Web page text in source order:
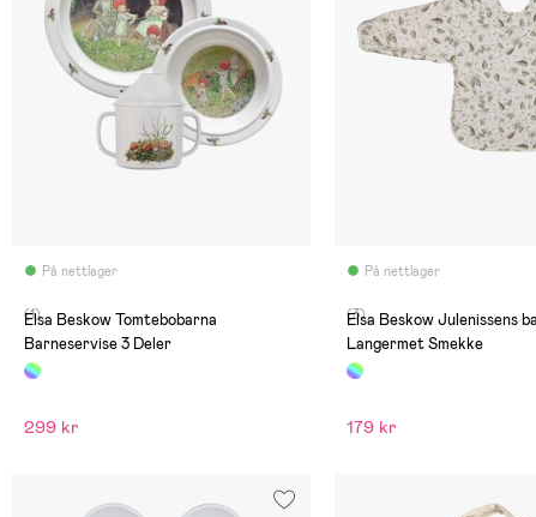
På nettlager
(1)
Elsa Beskow Tomtebobarna
Barneservise 3 Deler
299 kr
På nettlager
(3)
Elsa Beskow Julenissens barn
Langermet Smekke
179 kr